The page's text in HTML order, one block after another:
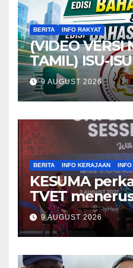
BERITA INFO RAKYAT
(VIDEO VERSI
TAMIL) ISU-
9 AUGUST 2026
BERITA INFO KERAJAAN INFO
KESUMA
TVET
ADTEC-ITE
Ramanan
9 AUGUST 2026